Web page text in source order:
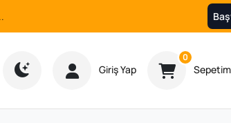
Giriş Yap
0Ürün sayısı
Sepetim